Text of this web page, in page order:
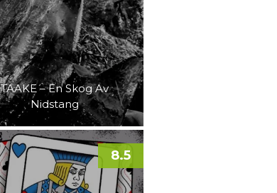
TAAKE – En Skog Av
Nidstang
8.5